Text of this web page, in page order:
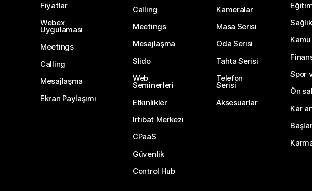
Fiyatlar
Webex
Uygulaması
Meetings
Calling
Mesajlaşma
Ekran Paylaşımı
Calling
Meetings
Mesajlaşma
Slido
Web
Seminerleri
Etkinlikler
İrtibat Merkezi
CPaaS
Güvenlik
Control Hub
Kameralar
Masa Serisi
Oda Serisi
Tahta Serisi
Telefon
Serisi
Aksesuarlar
Sağlık
Kamu
Spor
Ön
Kar